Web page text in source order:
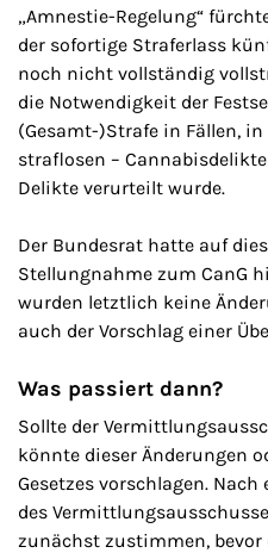
„Amnestie-Regelung“
der sofortige Straferlass
noch nicht vollständig
die Notwendigkeit der
(Gesamt-)Strafe in Fällen,
straflosen –
Delikte verurteilt wurde.
Der Bundesrat hatte auf
Stellungnahme zum CanG
wurden letztlich keine
auch der Vorschlag einer
Was passiert dann?
Sollte der
könnte dieser Änderungen
Gesetzes vorschlagen.
des
zunächst zustimmen, bevor